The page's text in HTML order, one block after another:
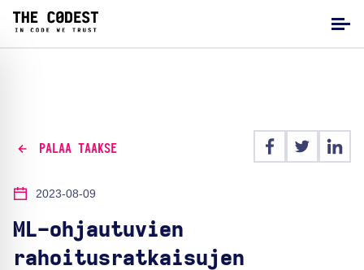
PALAA TAAKSE
2023-08-09
ML-ohjautuvien
rahoitusratkaisujen